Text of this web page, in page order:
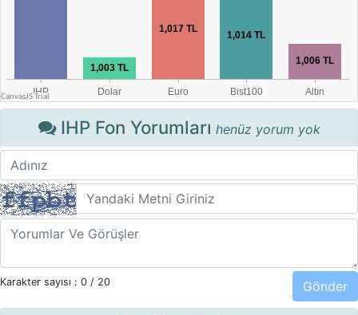
IHP Fon Yorumları henüz yorum yok
Karakter sayısı : 0 / 20